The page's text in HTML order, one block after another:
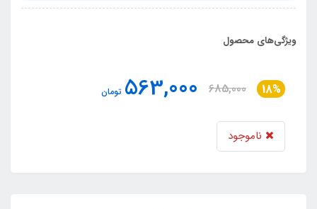
ویژگی‌های محصول
18%
685,000
563,000 تومان
ناموجود